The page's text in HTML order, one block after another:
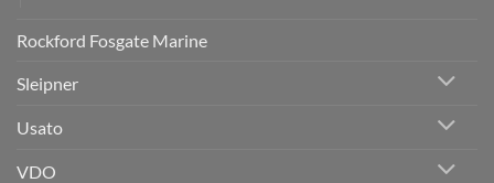
Rockford Fosgate Marine
Sleipner
Usato
VDO